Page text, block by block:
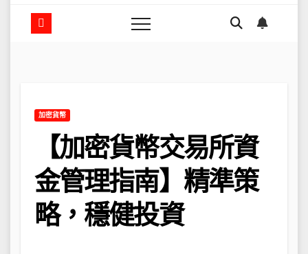
加密貨幣
【加密貨幣交易所資
金管理指南】精準策
略，穩健投資